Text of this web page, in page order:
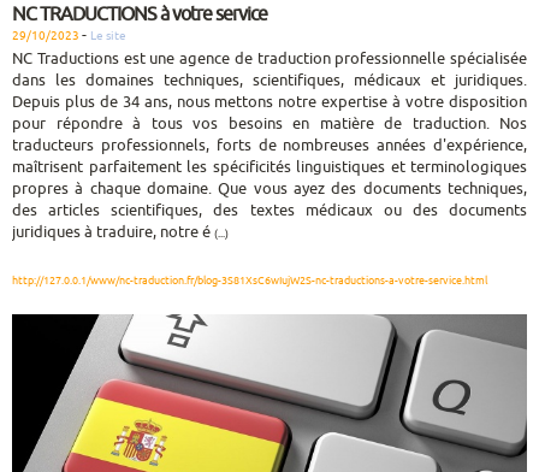
NC TRADUCTIONS à votre service
29/10/2023 - Le site
NC Traductions est une agence de traduction professionnelle spécialisée
dans les domaines techniques, scientifiques, médicaux et juridiques.
Depuis plus de 34 ans, nous mettons notre expertise à votre disposition
pour répondre à tous vos besoins en matière de traduction. Nos
traducteurs professionnels, forts de nombreuses années d'expérience,
maîtrisent parfaitement les spécificités linguistiques et terminologiques
propres à chaque domaine. Que vous ayez des documents techniques,
des articles scientifiques, des textes médicaux ou des documents
juridiques à traduire, notre é (...)
http://127.0.0.1/www/nc-traduction.fr/blog-3S81XsC6wIujW2S-nc-traductions-a-votre-service.html